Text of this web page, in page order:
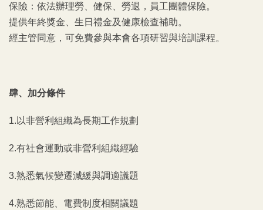
保險：依法辦理勞、健保、勞退，員工團體保險。
提供年終獎金、生日禮金及健康檢查補助。
經主管同意，可免費參與本會各項研習與培訓課程。
肆、 加分條件
1.以非營利組織為長期工作規劃
2.有社會運動或非營利組織經驗
3.熟悉氣候變遷減緩與調適議題
4.熟悉節能、電費制度相關議題